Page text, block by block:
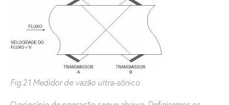
Fig.21 Medidor de vazão ultra-sônico